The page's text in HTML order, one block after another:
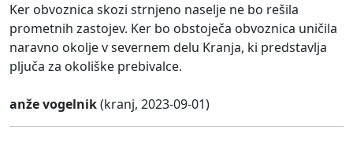
Ker obvoznica skozi strnjeno naselje ne bo rešila
prometnih zastojev. Ker bo obstoječa obvoznica uničila
naravno okolje v severnem delu Kranja, ki predstavlja
pljuča za okoliške prebivalce.
anže vogelnik(kranj, 2023-09-01)